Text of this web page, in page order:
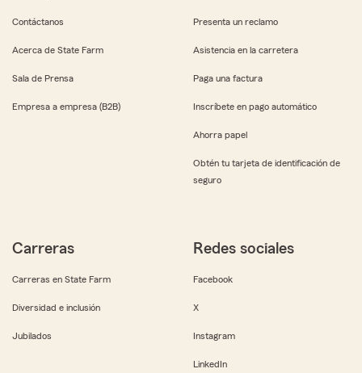
Contáctanos
Acerca de State Farm
Sala de Prensa
Empresa a empresa (B2B)
Presenta un reclamo
Asistencia en la carretera
Paga una factura
Inscríbete en pago automático
Ahorra papel
Obtén tu tarjeta de identificación de
seguro
Carreras
Carreras en State Farm
Diversidad e inclusión
Jubilados
Redes sociales
Facebook
X
Instagram
LinkedIn